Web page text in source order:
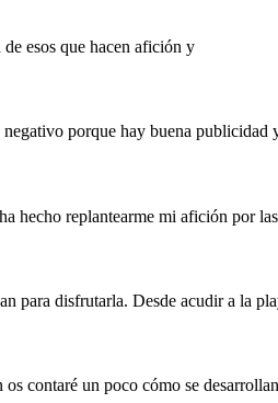
esos que hacen afición y
porque hay buena publicidad
hecho replantearme mi afición por
para disfrutarla. Desde acudir a la
contaré un poco cómo se